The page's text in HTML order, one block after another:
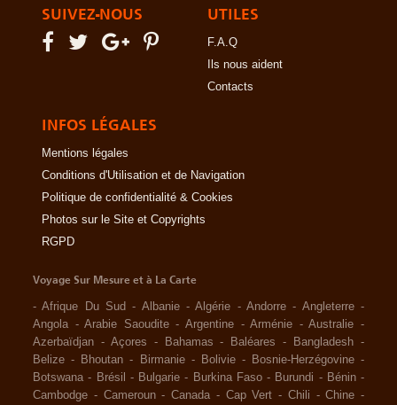
SUIVEZ-NOUS UTILES
F.A.Q
Ils nous aident
Contacts
INFOS LÉGALES
Mentions légales
Conditions d'Utilisation et de Navigation
Politique de confidentialité & Cookies
Photos sur le Site et Copyrights
RGPD
Voyage Sur Mesure et à La Carte
-Afrique Du Sud - Albanie -Algérie -Andorre - Angleterre -
Angola -Arabie Saoudite -Argentine -Arménie -Australie -
Azerbaïdjan - Açores - Bahamas - Baléares - Bangladesh -
Belize - Bhoutan - Birmanie - Bolivie - Bosnie-Herzégovine -
Botswana - Brésil - Bulgarie - Burkina Faso - Burundi - Bénin -
Cambodge - Cameroun - Canada - Cap Vert - Chili -Chine -